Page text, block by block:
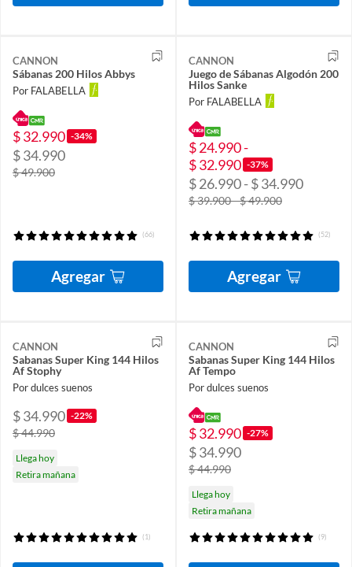
CANNON
Sábanas 200 Hilos Abbys
Por FALABELLA
$ 32.990 -34%
$ 34.990
$ 49.900
(66)
Agregar
CANNON
Juego de Sábanas Algodón 200
Hilos Sanke
Por FALABELLA
$ 24.990 -
$ 32.990 -37%
$ 26.990 - $ 34.990
$ 39.900 - $ 49.900
(52)
Agregar
CANNON
Sabanas Super King 144 Hilos
Af Stophy
Por dulces suenos
$ 34.990 -22%
$ 44.990
Llega hoy
Retira mañana
(1)
CANNON
Sabanas Super King 144 Hilos
Af Tempo
Por dulces suenos
$ 32.990 -27%
$ 34.990
$ 44.990
Llega hoy
Retira mañana
(9)